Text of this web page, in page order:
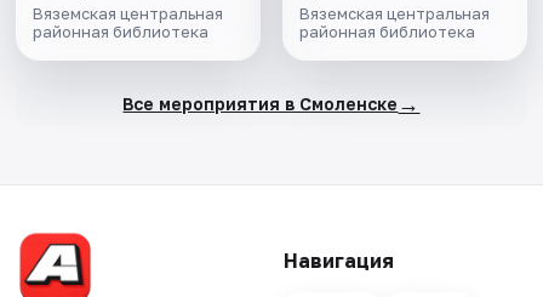
Вяземская центральная
районная библиотека
Вяземская центральная
районная библиотека
Все мероприятия в Смоленске →
Навигация